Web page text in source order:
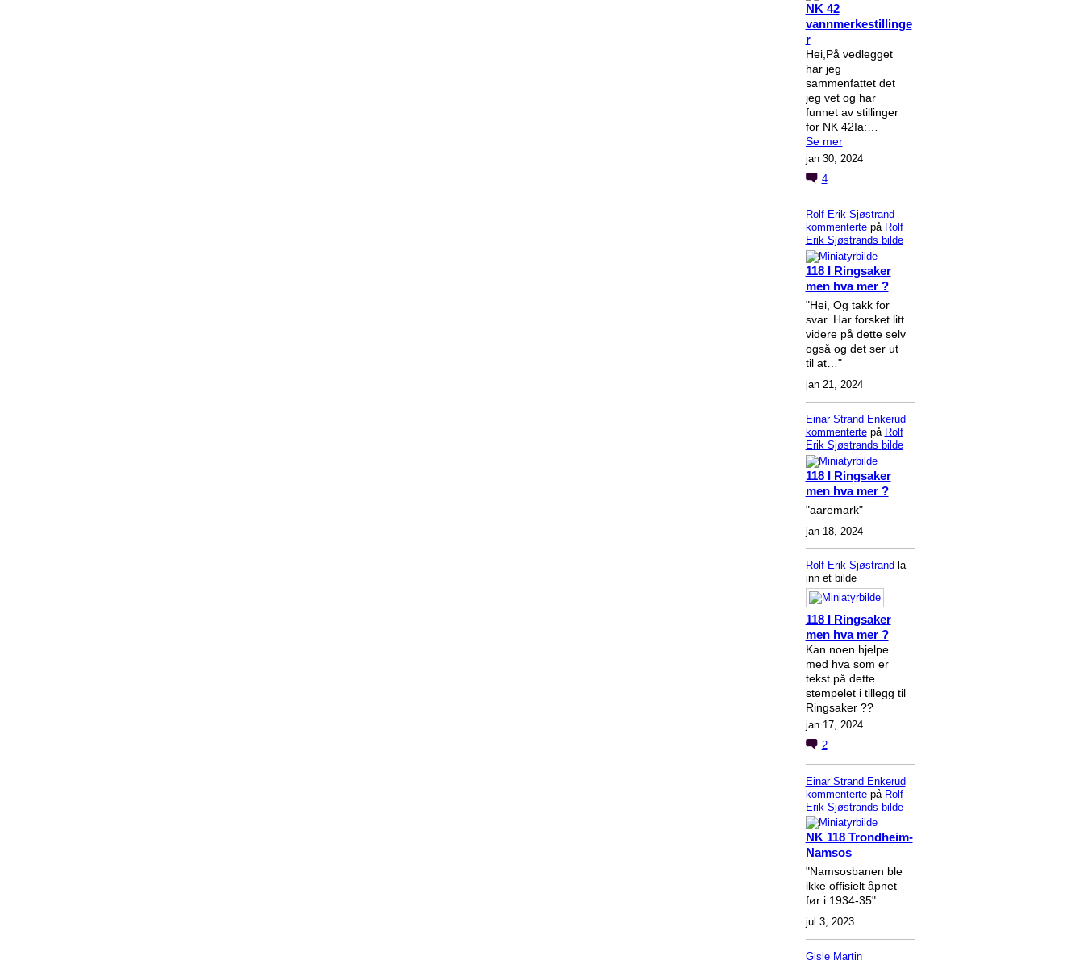
NK 42
vannmerkestillinge
r
Hei,På vedlegget
har jeg
sammenfattet det
jeg vet og har
funnet av stillinger
for NK 42Ia:…
Se mer
jan 30, 2024
4
Rolf Erik Sjøstrand
kommentertepå Rolf
Erik Sjøstrands bilde
118 I Ringsaker
men hva mer ?
"Hei, Og takk for
svar. Har forsket litt
videre på dette selv
også og det ser ut
til at…"
jan 21, 2024
Einar Strand Enkerud
kommentertepå Rolf
Erik Sjøstrands bilde
118 I Ringsaker
men hva mer ?
"aaremark"
jan 18, 2024
Rolf Erik Sjøstrand la
inn et bilde
118 I Ringsaker
men hva mer ?
Kan noen hjelpe
med hva som er
tekst på dette
stempelet i tillegg til
Ringsaker ??
jan 17, 2024
2
Einar Strand Enkerud
kommentertepå Rolf
Erik Sjøstrands bilde
NK 118 Trondheim-
Namsos
"Namsosbanen ble
ikke offisielt åpnet
før i 1934-35"
jul 3, 2023
Gisle Martin